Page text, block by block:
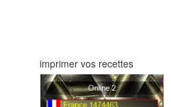
imprimer vos recettes